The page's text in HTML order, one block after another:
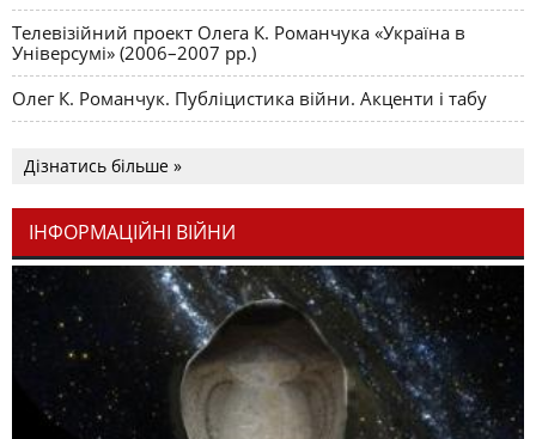
Телевізійний проект Олега К. Романчука «Україна в
Універсумі» (2006–2007 рр.)
Олег К. Романчук. Публіцистика війни. Акценти і табу
Дізнатись більше »
ІНФОРМАЦІЙНІ ВІЙНИ